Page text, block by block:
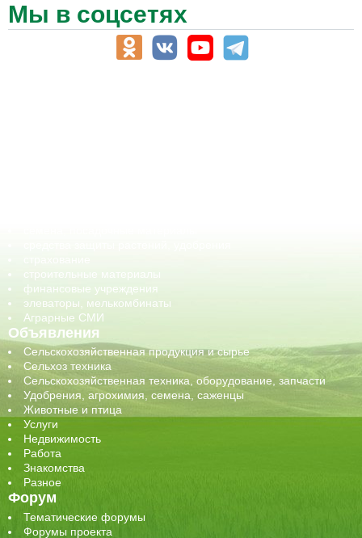
Мы в соцсетях
строительные материалы
финансовые учреждения
элеваторы, мелькомбинаты
Аграрные СМИ
Объявления
Сельскохозяйственная продукция и сырье
Сельхоз техника
Сельскохозяйственная техника, оборудование, запчасти
Удобрения, агрохимия, семена, саженцы
Животные и птица
Услуги
Недвижимость
Работа
Знакомства
Разное
Форум
Тематические форумы
Форумы проекта